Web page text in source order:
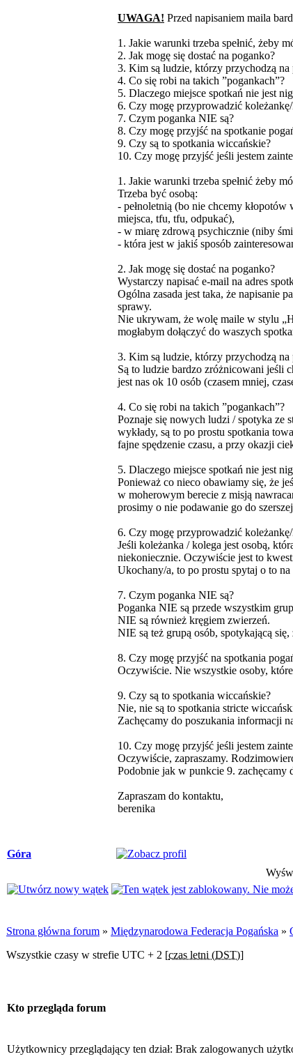
UWAGA! Przed napisaniem maila
1. Jakie warunki trzeba spełnić, żeby
2. Jak mogę się dostać na poganko?
3. Kim są ludzie, którzy przychodzą na
4. Co się robi na takich ”pogankach”?
5. Dlaczego miejsce spotkań nie jest
6. Czy mogę przyprowadzić
7. Czym poganka NIE są?
8. Czy mogę przyjść na spotkanie
9. Czy są to spotkania wiccańskie?
10. Czy mogę przyjść jeśli jestem
1. Jakie warunki trzeba spełnić żeby
Trzeba być osobą:
- pełnoletnią (bo nie chcemy
miejsca, tfu, tfu, odpukać),
- w miarę zdrową psychicznie (niby
- która jest w jakiś sposób
2. Jak mogę się dostać na poganko?
Wystarczy napisać e-mail na adres
Ogólna zasada jest taka, że napisanie
sprawy.
Nie ukrywam, że wolę maile w stylu
mogłabym dołączyć do waszych
3. Kim są ludzie, którzy przychodzą na
Są to ludzie bardzo zróżnicowani jeśli
jest nas ok 10 osób (czasem mniej,
4. Co się robi na takich ”pogankach”?
Poznaje się nowych ludzi / spotyka ze
wykłady, są to po prostu spotkania
fajne spędzenie czasu, a przy okazji
5. Dlaczego miejsce spotkań nie jest
Ponieważ co nieco obawiamy się, że
w moherowym berecie z misją
prosimy o nie podawanie go do
6. Czy mogę przyprowadzić
Jeśli koleżanka / kolega jest osobą,
niekoniecznie. Oczywiście jest to
Ukochany/a, to po prostu spytaj o to
7. Czym poganka NIE są?
Poganka NIE są przede wszystkim
NIE są również kręgiem zwierzeń.
NIE są też grupą osób, spotykającą
8. Czy mogę przyjść na spotkania
Oczywiście. Nie wszystkie osoby,
9. Czy są to spotkania wiccańskie?
Nie, nie są to spotkania stricte
Zachęcamy do poszukania informacji
10. Czy mogę przyjść jeśli jestem
Oczywiście, zapraszamy.
Podobnie jak w punkcie 9. zachęcamy
Zapraszam do kontaktu,
berenika
Góra
Strona główna forum » Międzynarodowa Federacja Pogańska »
Wszystkie czasy w strefie UTC + 2 [czas letni (DST)]
Kto przegląda forum
Użytkownicy przeglądający ten dział: Brak zalogowanych